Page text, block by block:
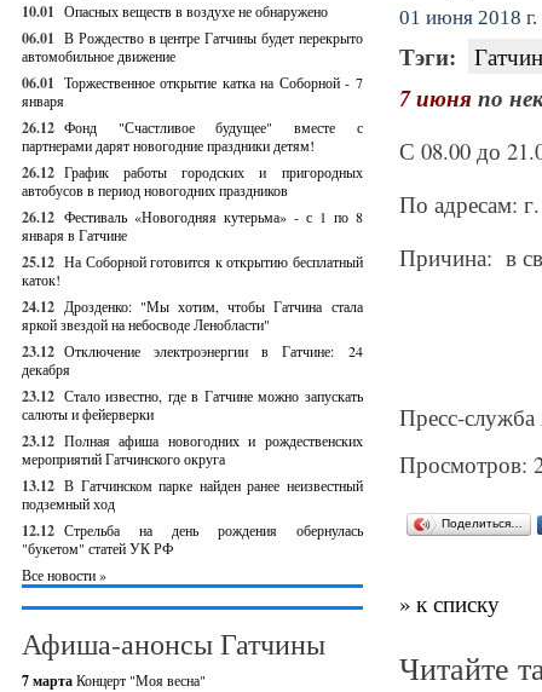
10.01 Опасных веществ в воздухе не обнаружено
06.01 В Рождество в центре Гатчины будет перекрыто
автомобильное движение
06.01 Торжественное открытие катка на Соборной - 7
января
26.12 Фонд "Счастливое будущее" вместе с
партнерами дарят новогодние праздники детям!
26.12 График работы городских и пригородных
автобусов в период новогодних праздников
26.12 Фестиваль «Новогодняя кутерьма» - с 1 по 8
января в Гатчине
25.12 На Соборной готовится к открытию бесплатный
каток!
24.12 Дрозденко: "Мы хотим, чтобы Гатчина стала
яркой звездой на небосводе Ленобласти"
23.12 Отключение электроэнергии в Гатчине: 24
декабря
23.12 Стало известно, где в Гатчине можно запускать
салюты и фейерверки
23.12 Полная афиша новогодних и рождественских
мероприятий Гатчинского округа
13.12 В Гатчинском парке найден ранее неизвестный
подземный ход
12.12 Стрельба на день рождения обернулась
"букетом" статей УК РФ
Все новости »
Афиша-анонсы Гатчины
7 мартаКонцерт "Моя весна"
01 июня 2018 г.
Тэги:
7 июня по
С 08.00 до
По адресам:
Причина: в
Пресс-
Просмотров:
Поделиться…
» к списку
Читайте